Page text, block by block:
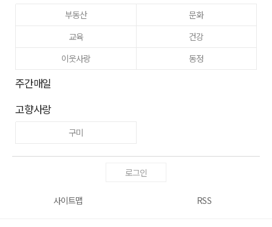
부동산
문화
교육
건강
이웃사랑
동정
주간매일
고향사랑
구미
로그인
사이트맵 RSS